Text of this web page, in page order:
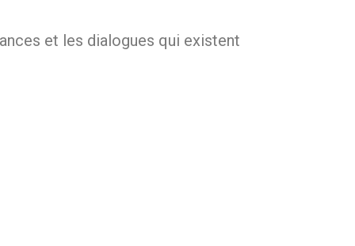
et les dialogues qui existent